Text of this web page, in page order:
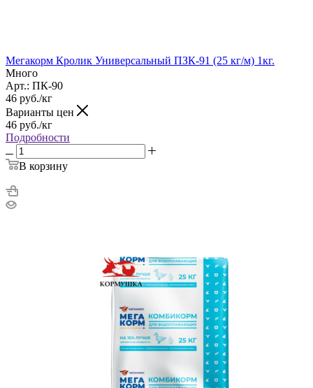
Мегакорм Кролик Универсальный ПЗК-91 (25 кг/м) 1кг.
Много
Арт.: ПК-90
46 руб./кг
Варианты цен
46 руб./кг
Подробности
В корзину